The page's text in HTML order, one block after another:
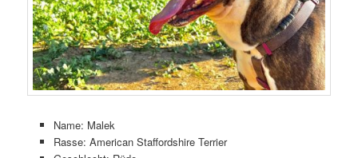
Name: Malek
Rasse: American Staffordshire Terrier